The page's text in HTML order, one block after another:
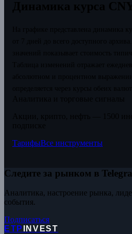
ТарифыВсе инструменты
Следите за рынком в
Аналитика, настроение рынка,
события.
Подписаться
ETP
INVEST